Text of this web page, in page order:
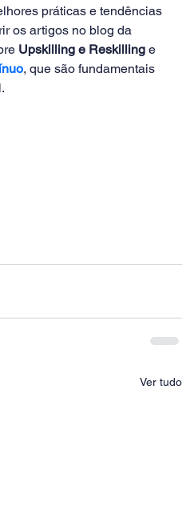
práticas e tendências
os artigos no blog da
Upskilling e Reskilling e
, que são fundamentais
Ver tudo